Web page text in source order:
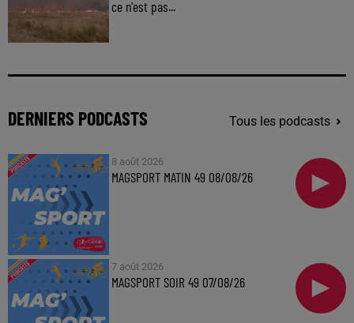
ce n'est pas...
DERNIERS PODCASTS Tous les podcasts
8 août 2026
MAGSPORT MATIN 49 08/08/26
7 août 2026
MAGSPORT SOIR 49 07/08/26